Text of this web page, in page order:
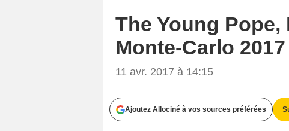
The Young
Monte-Carlo
11 avr. 2017 à 14:15
Ajoutez Allociné à vos sources préférées
ITV /